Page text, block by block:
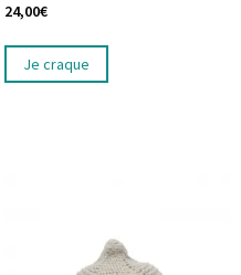
24,00€
Je craque